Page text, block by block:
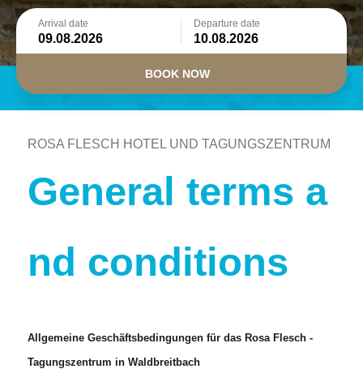
Arrival date Departure date
BOOK NOW
ROSA FLESCH HOTEL UND TAGUNGSZENTRUM
General terms a
nd conditions
Allgemeine Geschäftsbedingungen für das Rosa Flesch -
Tagungszentrum in Waldbreitbach